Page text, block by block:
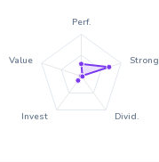
Perf.
Strong
Divid.
Invest
Value